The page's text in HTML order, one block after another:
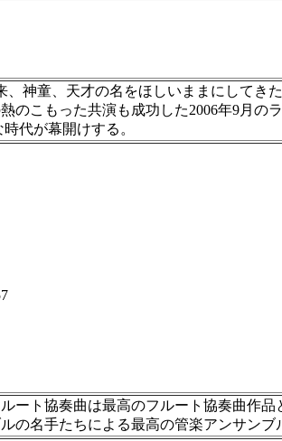
神童、天才の名をほしいままにしてき
こもった共演も成功した2006年9月の
代が幕開けする。
ト協奏曲は最高のフルート協奏曲作
名手たちによる最高の管楽アンサンブ